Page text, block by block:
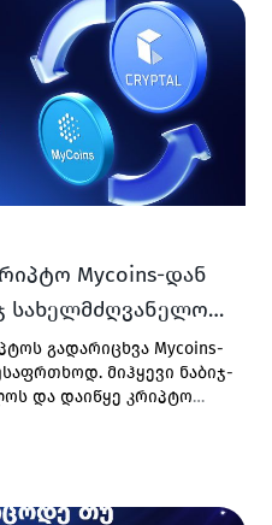
Mycoins-დან
სახელმძღვანელო
გადარიცხვა Mycoins-
მიჰყევი ნაბიჯ-
და დაიწყე კრიპტო